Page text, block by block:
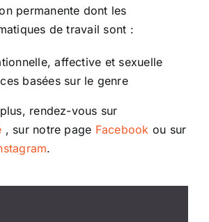
permanente dont les
de travail sont :
affective et sexuelle
basées sur le genre
rendez-vous sur
, sur notre page Facebook ou sur
.